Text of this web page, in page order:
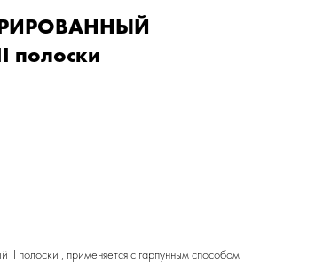
полоски
полоски , применяется с гарпунным способом